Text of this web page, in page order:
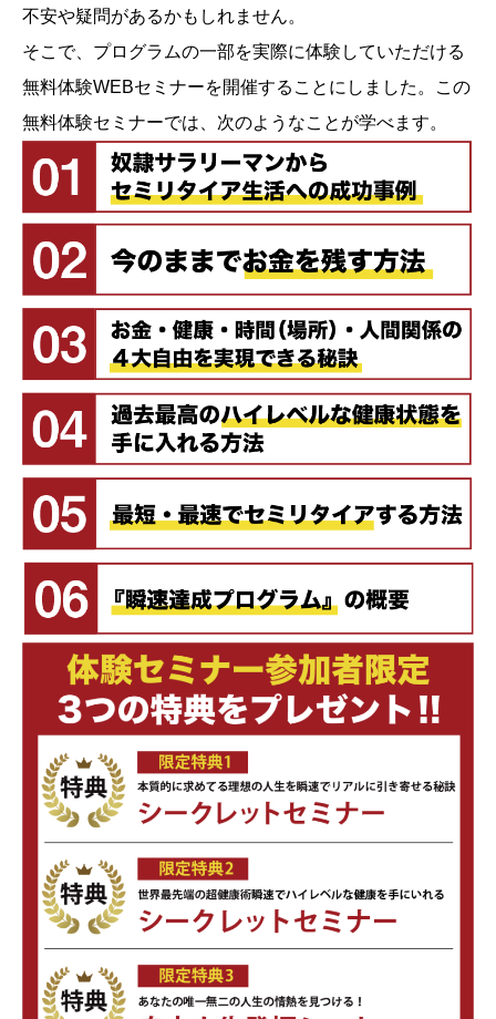
不安や疑問があるかもしれません。
そこで、プログラムの一部を実際に体験していただける
無料体験WEBセミナーを開催することにしました。この
無料体験セミナーでは、次のようなことが学べます。